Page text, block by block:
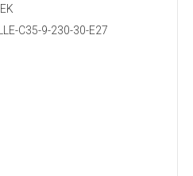
IEK
LLE-C35-9-230-30-E27